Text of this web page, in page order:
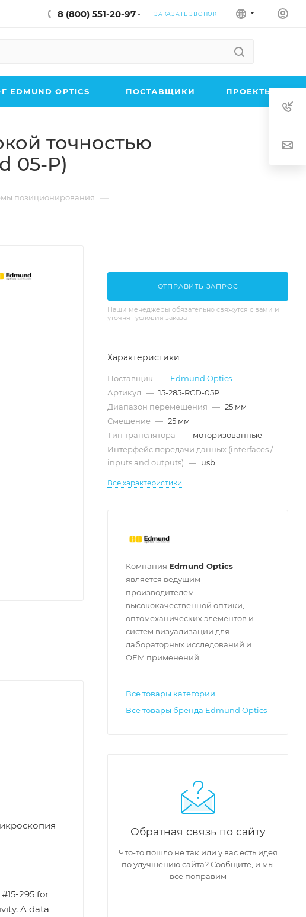
8 (800) 551-20-97 ЗАКАЗАТЬ ЗВОНОК
EDMUND OPTICS ПОСТАВЩИКИ ПРОЕКТЫ
точностью
05-P)
позиционирования —
295 for
A data
ОТПРАВИТЬ ЗАПРОС
Наши менеджеры обязательно свяжутся с вами и
уточнят условия заказа
Характеристики
Поставщик — Edmund Optics
Артикул — 15-285-RCD-05P
Диапазон перемещения — 25 мм
Смещение — 25 мм
Тип транслятора — моторизованные
Интерфейс передачи данных (interfaces /
inputs and outputs) — usb
Все характеристики
Компания Edmund Optics
является ведущим
производителем
высококачественной оптики,
оптомеханических элементов и
систем визуализации для
лабораторных исследований и
OEM применений.
Все товары категории
Все товары бренда Edmund Optics
Обратная связь по сайту
Что-то пошло не так или у вас есть идея
по улучшению сайта? Сообщите, и мы
всё поправим